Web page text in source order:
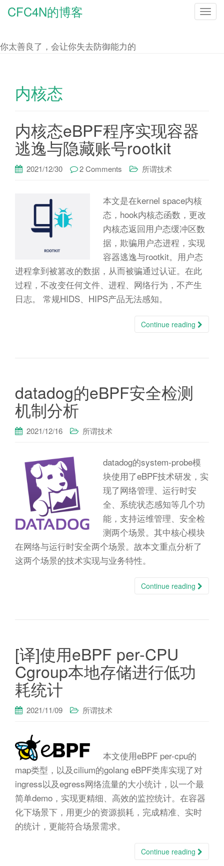
T
o
CFC4N的博客
你太善良了，会让你失去防御能力的
内核态
内核态eBPF程序实现容器
逃逸与隐藏账号rootkit
2021/12/30 2 Comments 所谓技术
本文是在kernel space内核
态，hook内核态函数，更改
内核态返回用户态缓冲区数
据，欺骗用户态进程，实现
容器逃逸与rootkit。用户态
进程拿到被篡改的数据，从而被骗通过认证。在此
过程，不改变任何文件、进程、网络行为，不产生
日志。 常规HIDS、HIPS产品无法感知。
Continue reading
datadog的eBPF安全检测
机制分析
2021/12/16 所谓技术
datadog的system-probe模
块使用了eBPF技术研发，实
现了网络管理、运行时安
全、系统状态感知等几个功
能，支持运维管理、安全检
测两个场景。其中核心模块
在网络与运行时安全两个场景。故本文重点分析了
这两个场景的技术实现与业务特性。
Continue reading
[译]使用eBPF per-CPU
Cgroup本地存储进行低功
耗统计
2021/11/09 所谓技术
本文使用eBPF per-cpu的
map类型，以及cilium的golang eBPF类库实现了对
ingress以及egress网络流量的大小统计，以一个最
简单demo，实现更精细、高效的监控统计。在容器
化下场景下，用更少的资源损耗，完成精准、实时
的统计，更能符合场景需求。
Continue reading